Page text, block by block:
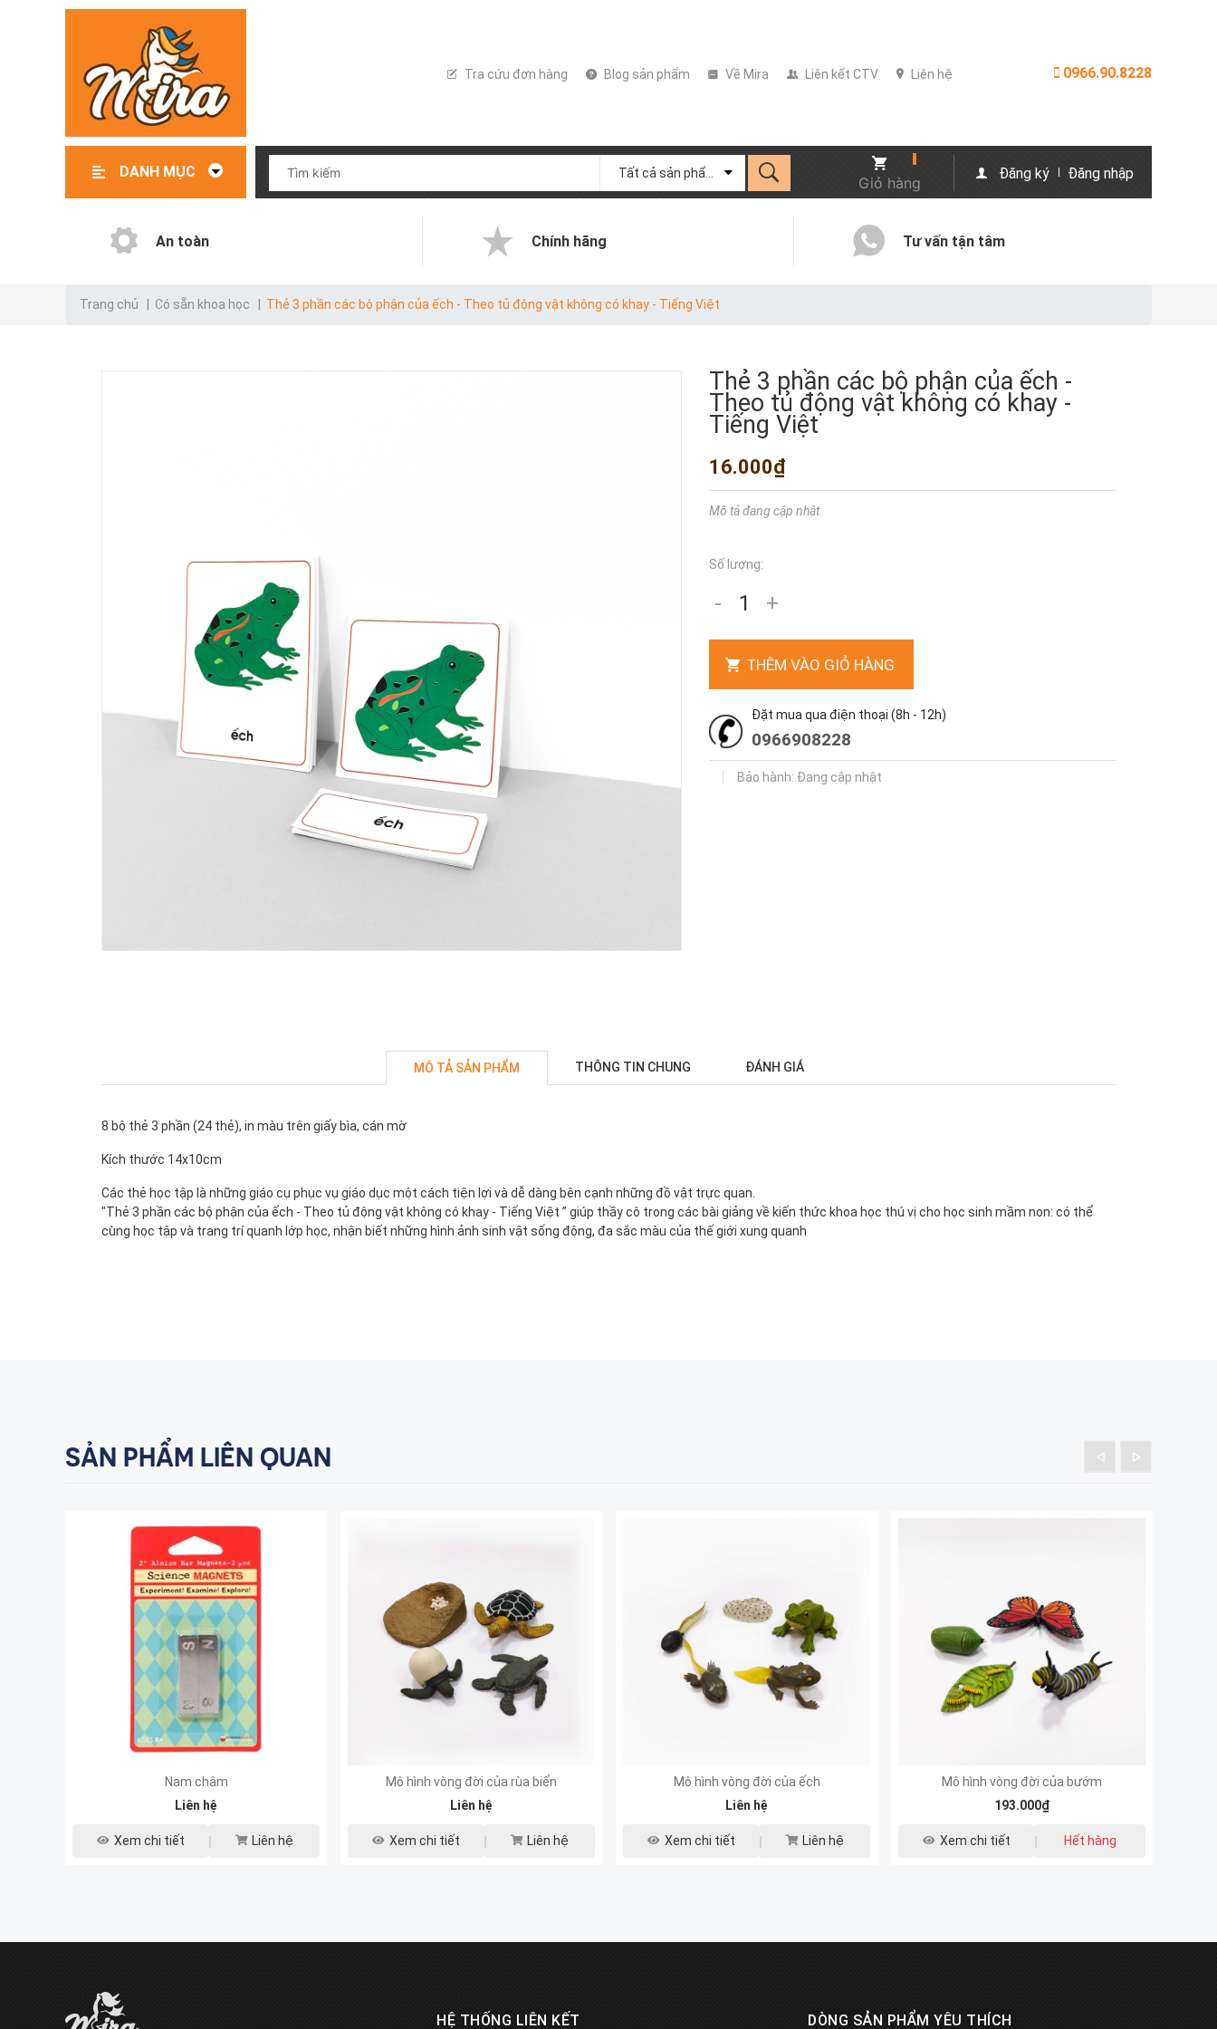
Tra cứu đơn hàng Blog sản phẩm Về Mira Liên kết CTV Liên hệ 0966.90.8228
DANH MỤC
Giỏ hàng
Đăng ký Đăng nhập
An toàn Chính hãng Tư vấn tận tâm
Trang chủ Có sẵn khoa học Thẻ 3 phần các bộ phận của ếch - Theo tủ động vật không có khay - Tiếng Việt
Thẻ 3 phần các bộ phận của ếch -
Theo tủ động vật không có khay -
Tiếng Việt
16.000₫
Mô tả đang cập nhật
Số lượng:
- +
THÊM VÀO GIỎ HÀNG
Đặt mua qua điện thoại (8h - 12h)
0966908228
Bảo hành: Đang cập nhật
MÔ TẢ SẢN PHẨM THÔNG TIN CHUNG ĐÁNH GIÁ
8 bộ thẻ 3 phần (24 thẻ), in màu trên giấy bìa, cán mờ
Kích thước 14x10cm
Các thẻ học tập là những giáo cụ phục vụ giáo dục một cách tiện lợi và dễ dàng bên cạnh những đồ vật trực quan.
"Thẻ 3 phần các bộ phận của ếch - Theo tủ động vật không có khay - Tiếng Việt ” giúp thầy cô trong các bài giảng về kiến thức khoa học thú vị cho học sinh mầm non: có thể
cùng học tập và trang trí quanh lớp học, nhận biết những hình ảnh sinh vật sống động, đa sắc màu của thế giới xung quanh
SẢN PHẨM LIÊN QUAN
Nam châm
Liên hệ
Xem chi tiết Liên hệ
Mô hình vòng đời của rùa biển
Liên hệ
Xem chi tiết Liên hệ
Mô hình vòng đời của ếch
Liên hệ
Xem chi tiết Liên hệ
Mô hình vòng đời của bướm
193.000₫
Xem chi tiết Hết hàng
HỆ THỐNG LIÊN KẾT DÒNG SẢN PHẨM YÊU THÍCH